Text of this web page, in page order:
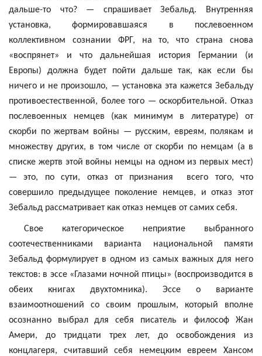
дальше-то что? — спрашиваетЗебальд. Внутренняя
установка, формировавшаяся в послевоенном
коллективном сознании ФРГ, на то, что страна снова
«воспрянет» и что дальнейшая история Германии (и
Европы) должна будет пойти дальше так, как если бы
ничего и не произошло, — установка эта кажется Зебальду
противоестественной, более того — оскорбительной. Отказ
послевоенных немцев (как минимум в литературе) от
скорби по жертвам войны — русским, евреям, полякам и
множеству других, в том числе от скорби по немцам (а в
списке жертв этой войны немцы на одном из первых мест)
— это, по сути, отказ от признания всего того, что
совершило предыдущее поколение немцев, и отказ этот
Зебальд рассматривает как отказ немцев от самих себя.
Свое категорическое неприятие выбранного
соотечественниками варианта национальной памяти
Зебальд формулирует в одном из самых важных для него
текстов: в эссе «Глазами ночной птицы» (воспроизводится в
обеих книгах двухтомника). Эссе о варианте
взаимоотношений со своим прошлым, который вполне
осознанно выбрал для себя писатель и философ Жан
Амери, до тридцати трех лет, до освобождения из
концлагеря, считавший себя немецким евреем Хансом